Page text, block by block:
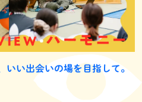
いい出会いの場を目指して。